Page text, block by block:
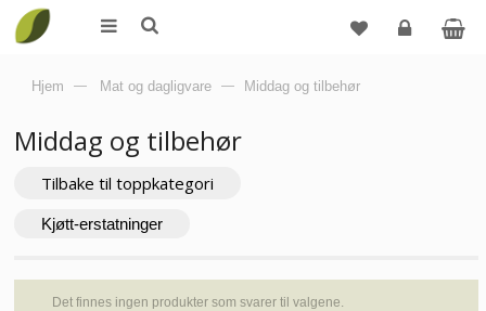
Hjem — Mat og dagligvare — Middag og tilbehør
Middag og tilbehør
Tilbake til toppkategori
Kjøtt-erstatninger
Det finnes ingen produkter som svarer til valgene.